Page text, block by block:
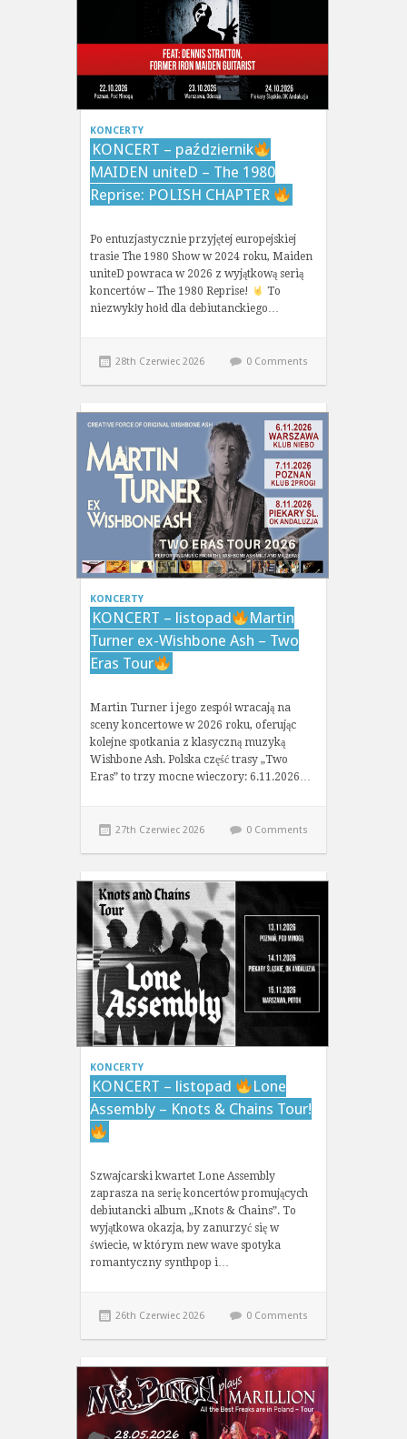
KONCERTY
KONCERT – październik
MAIDEN uniteD – The 1980
Reprise: POLISH CHAPTER
Po entuzjastycznie przyjętej europejskiej
trasie The 1980 Show w 2024 roku, Maiden
uniteD powraca w 2026 z wyjątkową serią
koncertów – The 1980 Reprise!
To
niezwykły hołd dla debiutanckiego…
28th Czerwiec 2026 0 Comments
KONCERTY
KONCERT – listopad
Martin
Turner ex-Wishbone Ash – Two
Eras Tour
Martin Turner i jego zespół wracają na
sceny koncertowe w 2026 roku, oferując
kolejne spotkania z klasyczną muzyką
Wishbone Ash. Polska część trasy „Two
Eras” to trzy mocne wieczory: 6.11.2026…
27th Czerwiec 2026 0 Comments
KONCERTY
KONCERT – listopad
Lone
Assembly – Knots & Chains Tour!
Szwajcarski kwartet Lone Assembly
zaprasza na serię koncertów promujących
debiutancki album „Knots & Chains”. To
wyjątkowa okazja, by zanurzyć się w
świecie, w którym new wave spotyka
romantyczny synthpop i…
26th Czerwiec 2026 0 Comments